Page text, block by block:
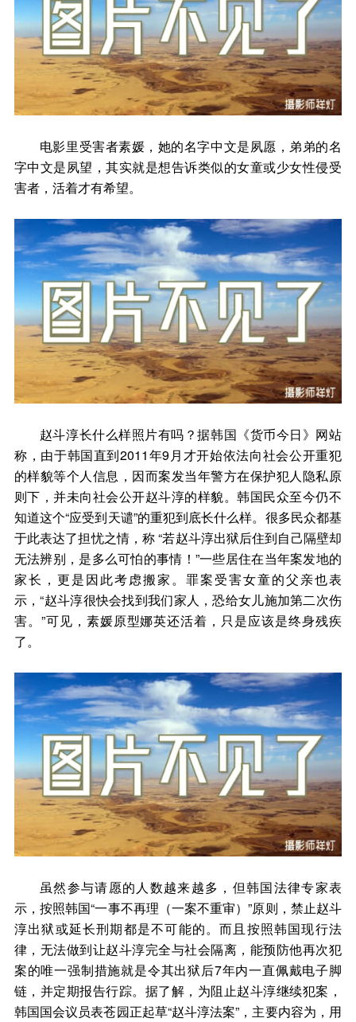
电影里受害者素媛，她的名字中文是夙愿，弟弟的名
字中文是夙望，其实就是想告诉类似的女童或少女性侵受
害者，活着才有希望。
赵斗淳长什么样照片有吗？据韩国《货币今日》网站
称，由于韩国直到2011年9月才开始依法向社会公开重犯
的样貌等个人信息，因而案发当年警方在保护犯人隐私原
则下，并未向社会公开赵斗淳的样貌。韩国民众至今仍不
知道这个“应受到天谴”的重犯到底长什么样。很多民众都基
于此表达了担忧之情，称 “若赵斗淳出狱后住到自己隔壁却
无法辨别，是多么可怕的事情！”一些居住在当年案发地的
家长，更是因此考虑搬家。罪案受害女童的父亲也表
示，“赵斗淳很快会找到我们家人，恐给女儿施加第二次伤
害。”可见，素媛原型娜英还活着，只是应该是终身残疾
了。
虽然参与请愿的人数越来越多，但韩国法律专家表
示，按照韩国“一事不再理（一案不重审）”原则，禁止赵斗
淳出狱或延长刑期都是不可能的。而且按照韩国现行法
律，无法做到让赵斗淳完全与社会隔离，能预防他再次犯
案的唯一强制措施就是令其出狱后7年内一直佩戴电子脚
链，并定期报告行踪。据了解，为阻止赵斗淳继续犯案，
韩国国会议员表苍园正起草“赵斗淳法案”，主要内容为，用